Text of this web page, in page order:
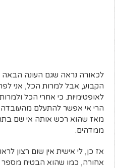
לכאורה נראה שגם העונה
הקבוע, אבל למרות הכל, אני
לאופטימיות. כי אחרי הכל
הרי אי אפשר להתעלם
מאז שהוא רכש אותה אי שם
ממדהים.
אז כן, לי אישית אין שום רצון
אחורה, כמו שהוא הבטיח מספר